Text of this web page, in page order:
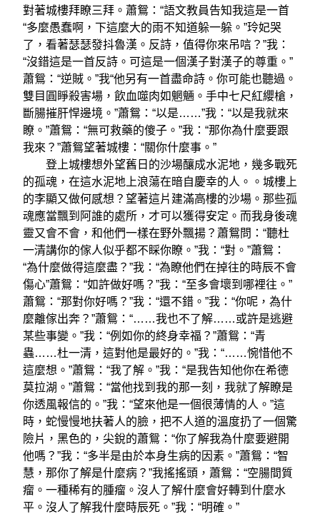
對著城樓拜瞭三拜。蕭鴛：“語文教員告知我這是一首
“多麼愚蠢啊，下這麼大的雨不知道躲一躲。”玲妃哭
了，看著瑟瑟發抖魯漢。反詩，值得你來吊唁？”我：
“沒錯這是一首反詩。可這是一個漢子對漢子的尊重。”
蕭鴛：“逆賊。”我“他另有一首盡命詩。你可能也聽過。
雙目圓睜殺害場，飲血噬肉如魍魎。手中七尺紅纓槍，
斷腸摧肝悍邊境。”蕭鴛：“以是……”我：“以是我就來
瞭。”蕭鴛：“無可救藥的傻子。”我：“那你為什麼要跟
我來？”蕭鴛望著城樓：“關你什麼事。”
登上城樓想外望舊日的沙場釀成水泥地，幾多戰死
的孤魂，在這水泥地上浪蕩在暗自慶幸的人。。城樓上
的李顯又做何感想？望著這片建滿高樓的沙場。那些孤
魂應當飄到阿誰的處所，才可以獲得安定。而我身後魂
靈又會不會，和他們一樣在野外飄揚？蕭鴛問：“聽杜
一清講你的傢人似乎都不睬你瞭。”我：“對。”蕭鴛：
“為什麼做得這麼盡？”我：“為瞭他們在掉往的時辰不會
傷心”蕭鴛：“如許做好嗎？”我：“至多會壞到哪裡往。”
蕭鴛：“那對你好嗎？”我：“還不錯。”我：“你呢，為什
麼離傢出奔？”蕭鴛：“……我也不了解……或許是逃避
某些事變。”我：“例如你的終身幸福？”蕭鴛：“青
蟲……杜一清，這對他是最好的。”我：“……惋惜他不
這麼想。”蕭鴛：“我了解。”我：“是我告知他你在希德
莫拉湖。”蕭鴛：“當他找到我的那一刻，我就了解瞭是
你透風報信的。”我：“望來他是一個很薄情的人。”這
時，蛇慢慢地扶著人的臉，把不人道的溫度扔了一個驚
險片，黑色的，尖銳的蕭鴛：“你了解我為什麼要避開
他嗎？”我：“多半是由於本身生病的因素。”蕭鴛：“智
慧，那你了解是什麼病？”我搖搖頭，蕭鴛：“空腸間質
瘤。一種稀有的腫瘤。沒人了解什麼會好轉到什麼水
平。沒人了解我什麼時辰死。”我：“明確。”